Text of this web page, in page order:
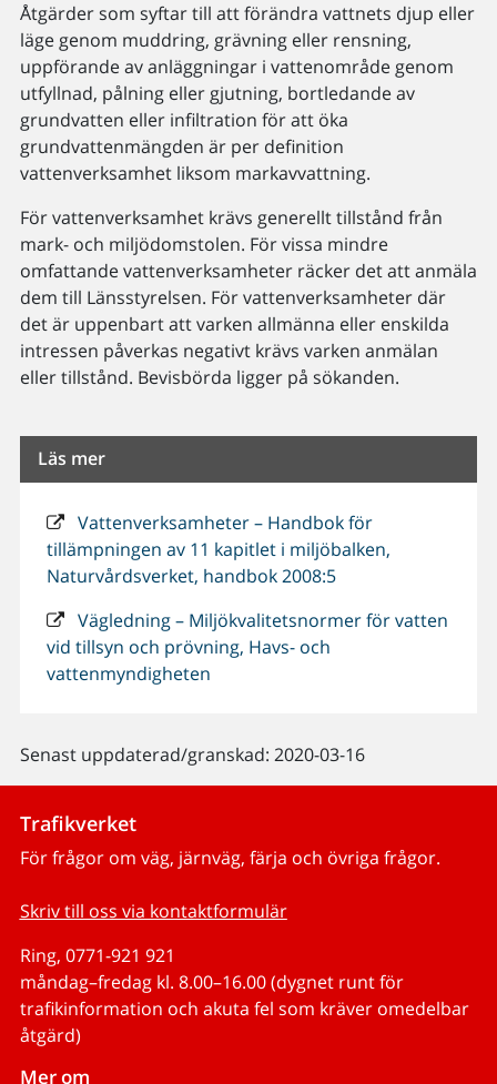
Åtgärder som syftar till att förändra vattnets djup eller
läge genom muddring, grävning eller rensning,
uppförande av anläggningar i vattenområde genom
utfyllnad, pålning eller gjutning, bortledande av
grundvatten eller infiltration för att öka
grundvattenmängden är per definition
vattenverksamhet liksom markavvattning.
För vattenverksamhet krävs generellt tillstånd från
mark- och miljödomstolen. För vissa mindre
omfattande vattenverksamheter räcker det att anmäla
dem till Länsstyrelsen. För vattenverksamheter där
det är uppenbart att varken allmänna eller enskilda
intressen påverkas negativt krävs varken anmälan
eller tillstånd. Bevisbörda ligger på sökanden.
Läs mer
Vattenverksamheter – Handbok för
tillämpningen av 11 kapitlet i miljöbalken,
Naturvårdsverket, handbok 2008:5
Vägledning – Miljökvalitetsnormer för vatten
vid tillsyn och prövning, Havs- och
vattenmyndigheten
Senast uppdaterad/granskad: 2020-03-16
Trafikverket
För frågor om väg, järnväg, färja och övriga frågor.
Skriv till oss via kontaktformulär
Ring, 0771-921 921
måndag–fredag kl. 8.00–16.00 (dygnet runt för
trafikinformation och akuta fel som kräver omedelbar
åtgärd)
Mer om